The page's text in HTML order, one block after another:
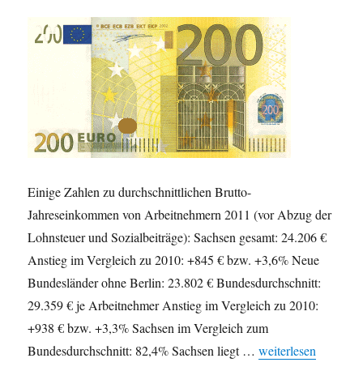
Einige Zahlen zu durchschnittlichen Brutto-
Jahreseinkommen von Arbeitnehmern 2011 (vor Abzug der
Lohnsteuer und Sozialbeiträge): Sachsen gesamt: 24.206 €
Anstieg im Vergleich zu 2010: +845 € bzw. +3,6% Neue
Bundesländer ohne Berlin: 23.802 € Bundesdurchschnitt:
29.359 € je Arbeitnehmer Anstieg im Vergleich zu 2010:
+938 € bzw. +3,3% Sachsen im Vergleich zum
Bundesdurchschnitt: 82,4% Sachsen liegt …„Jahreseinkommen
weiterlesen